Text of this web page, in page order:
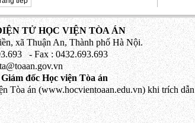
TỬ HỌC VIỆN TÒA ÁN
xã Thuận An, Thành phố Hà Nội.
- Fax : 0432.693.693
đốc Học viện Tòa án
Tòa án (www.hocvientoaan.edu.vn) khi trích dẫn